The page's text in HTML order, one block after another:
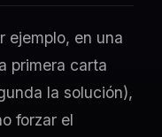
ejemplo, en una
primera carta
la solución),
forzar el